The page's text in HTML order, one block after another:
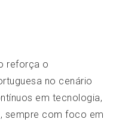
reforça o
no cenário
em tecnologia,
sempre com foco em